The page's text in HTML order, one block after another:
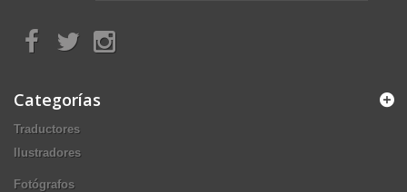
Categorías
Traductores
Ilustradores
Fotógrafos